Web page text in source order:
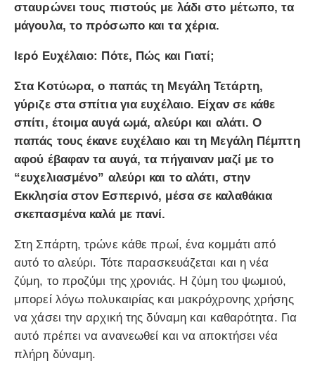
σταυρώνει τους πιστούς με λάδι στο μέτωπο, τα
μάγουλα, το πρόσωπο και τα χέρια.
Ιερό Ευχέλαιο: Πότε, Πώς και Γιατί;
Στα Κοτύωρα, ο παπάς τη Μεγάλη Τετάρτη,
γύριζε στα σπίτια για ευχέλαιο. Είχαν σε κάθε
σπίτι, έτοιμα αυγά ωμά, αλεύρι και αλάτι. Ο
παπάς τους έκανε ευχέλαιο και τη Μεγάλη Πέμπτη
αφού έβαφαν τα αυγά, τα πήγαιναν μαζί με το
“ευχελιασμένο” αλεύρι και το αλάτι, στην
Εκκλησία στον Εσπερινό, μέσα σε καλαθάκια
σκεπασμένα καλά με πανί.
Στη Σπάρτη, τρώνε κάθε πρωί, ένα κομμάτι από
αυτό το αλεύρι. Τότε παρασκευάζεται και η νέα
ζύμη, το προζύμι της χρονιάς. Η ζύμη του ψωμιού,
μπορεί λόγω πολυκαιρίας και μακρόχρονης χρήσης
να χάσει την αρχική της δύναμη και καθαρότητα. Για
αυτό πρέπει να ανανεωθεί και να αποκτήσει νέα
πλήρη δύναμη.